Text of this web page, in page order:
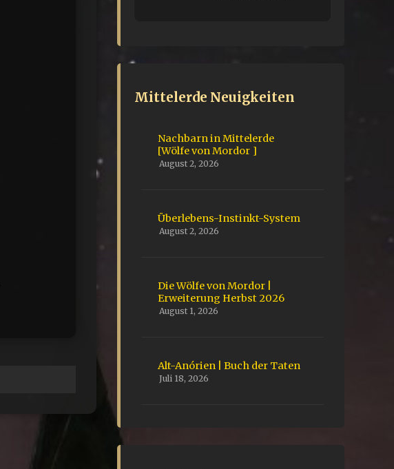
Mittelerde Neuigkeiten
Nachbarn in Mittelerde
[Wölfe von Mordor ]
August 2, 2026
Überlebens-Instinkt-System
August 2, 2026
Die Wölfe von Mordor |
Erweiterung Herbst 2026
August 1, 2026
Alt-Anórien | Buch der Taten
Juli 18, 2026